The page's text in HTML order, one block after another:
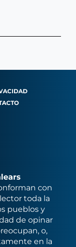
con
toda la
pueblos y
de opinar
o,
en la